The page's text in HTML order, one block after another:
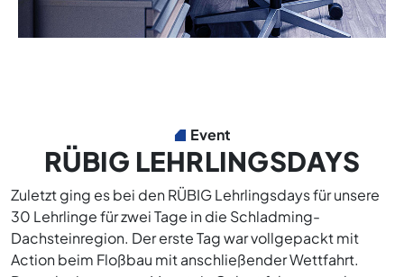
Event
RÜBIG LEHRLINGSDAYS
Zuletzt ging es bei den RÜBIG Lehrlingsdays für unsere
30 Lehrlinge für zwei Tage in die Schladming-
Dachsteinregion. Der erste Tag war vollgepackt mit
Action beim Floßbau mit ­anschließender Wettfahrt.